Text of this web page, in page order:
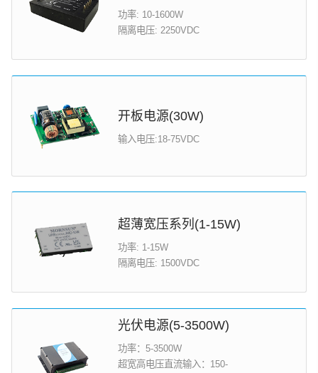
功率: 10-1600W
隔离电压: 2250VDC
开板电源(30W)
输入电压:18-75VDC
超薄宽压系列(1-15W)
功率: 1-15W
隔离电压: 1500VDC
光伏电源(5-3500W)
功率：5-3500W
超宽高电压直流输入：150-